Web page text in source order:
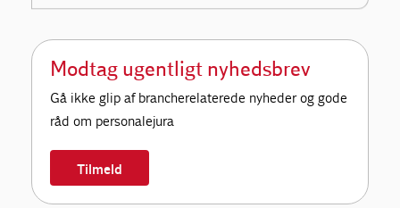
Modtag ugentligt nyhedsbrev
Gå ikke glip af brancherelaterede nyheder og gode
råd om personalejura
Tilmeld